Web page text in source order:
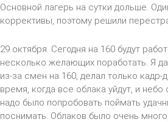
Основной лагерь на сутки дольше.
коррективы, поэтому решили
29 октября. Сегодня на 160 будут
несколько желающих поработать. Я
из-за смен на 160, делал только
время, когда все облака уйдут, и
надо было попробовать поймать
поснимать. Облаков было очень